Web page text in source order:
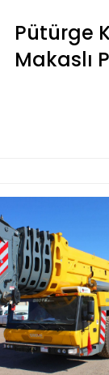
Pütürge
Makaslı